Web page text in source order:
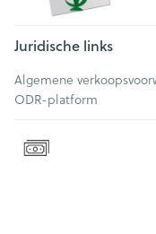
Juridische links
Algemene
ODR-platform